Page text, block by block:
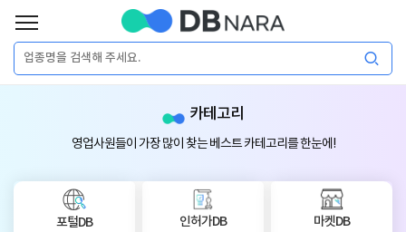
로
그
카테고리
영업사원들이 가장 많이 찾는 베스트 카테고리를 한눈에!
포털DB 인허가DB 마켓DB